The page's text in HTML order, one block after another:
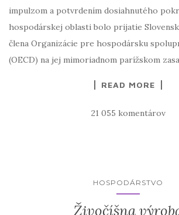
impulzom a potvrdením dosiahnutého
hospodárskej oblasti bolo prijatie
člena Organizácie pre hospodársku
(OECD) na jej mimoriadnom parížskom
READ MORE
21 055 komentárov
HOSPODÁRSTVO
Živočíšna